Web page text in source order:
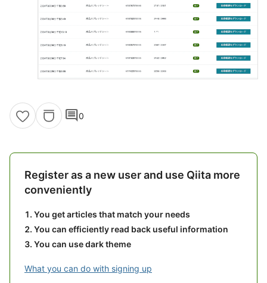
comment0
Register as a new user and use Qiita more
conveniently
You get articles that match your needs
You can efficiently read back useful information
You can use dark theme
What you can do with signing up